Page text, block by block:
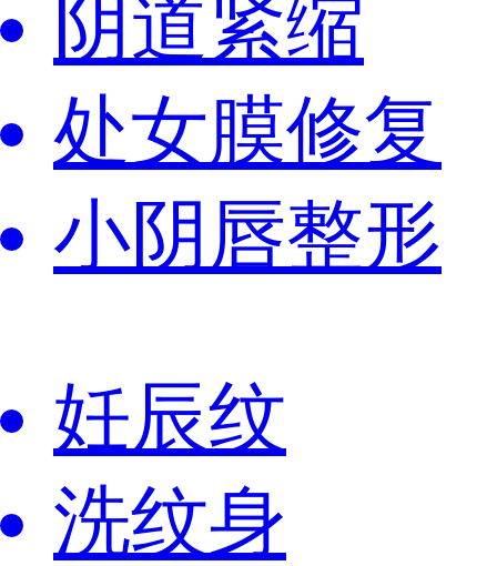
阴道紧缩
处女膜修复
小阴唇整形
妊辰纹
洗纹身